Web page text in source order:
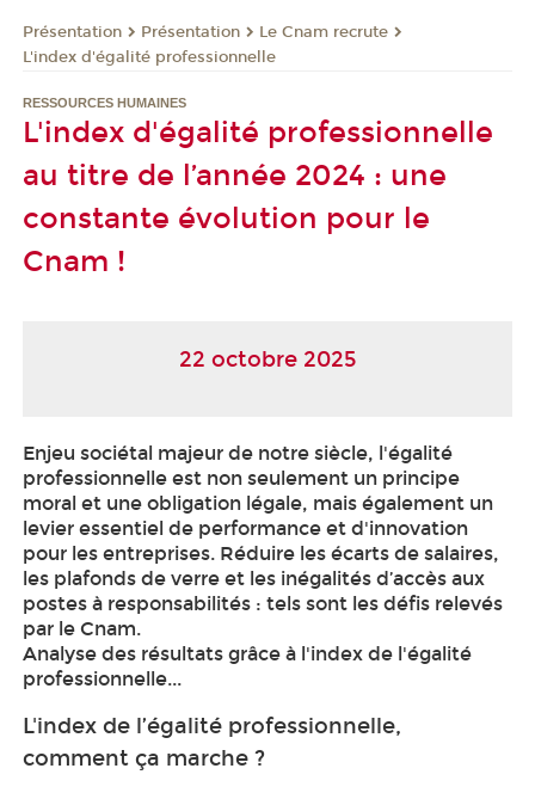
Présentation Présentation
Le Cnam recrute
L'index d'égalité professionnelle
RESSOURCES HUMAINES
L'index d'égalité professionnelle
au titre de l’année 2024 : une
constante évolution pour le
Cnam !
22 octobre 2025
Enjeu sociétal majeur de notre siècle, l'égalité
professionnelle est non seulement un principe
moral et une obligation légale, mais également un
levier essentiel de performance et d'innovation
pour les entreprises. Réduire les écarts de salaires,
les plafonds de verre et les inégalités d’accès aux
postes à responsabilités : tels sont les défis relevés
par le Cnam.
Analyse des résultats grâce à l'index de l'égalité
professionnelle...
L'index de l’égalité professionnelle,
comment ça marche ?